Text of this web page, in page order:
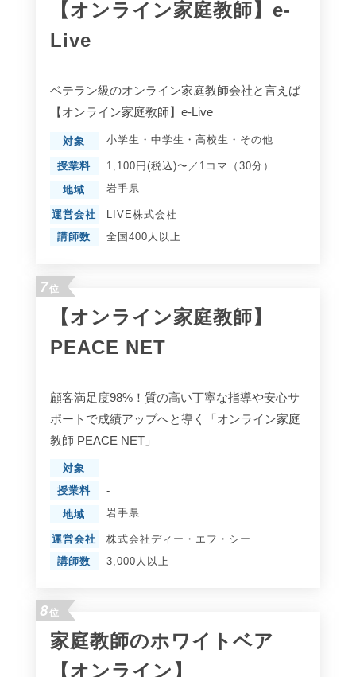
【オンライン家庭教師】e-
Live
ベテラン級のオンライン家庭教師会社と言えば
【オンライン家庭教師】e-Live
対象 小学生 ・ 中学生 ・ 高校生 ・ その他
授業料 1,100円(税込)〜／1コマ（30分）
地域 岩手県
運営会社
LIVE株式会社
講師数
全国400人以上
7位
【オンライン家庭教師】
PEACE NET
顧客満足度98%！質の高い丁寧な指導や安心サ
ポートで成績アップへと導く「オンライン家庭
教師 PEACE NET」
対象
授業料
-
地域 岩手県
運営会社
株式会社ディー・エフ・シー
講師数
3,000人以上
8位
家庭教師のホワイトベア
【オンライン】